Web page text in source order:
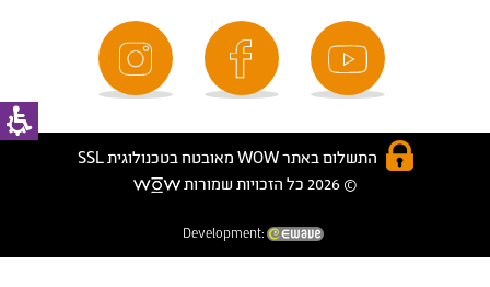
התשלום באתר WOW מאובטח בטכנולוגית SSL
© 2026 כל הזכויות שמורות
Development: